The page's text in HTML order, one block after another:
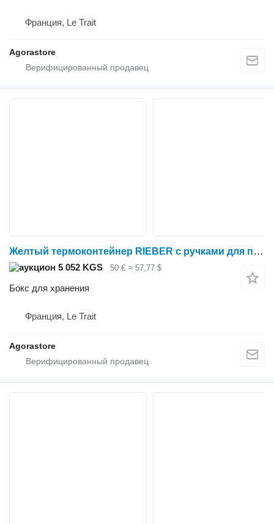
Франция, Le Trait
Agorastore
Желтый термоконтейнер RIEBER с ручками для переноски
5 052 KGS 50 € ≈ 57,77 $
Бокс для хранения
Франция, Le Trait
Agorastore